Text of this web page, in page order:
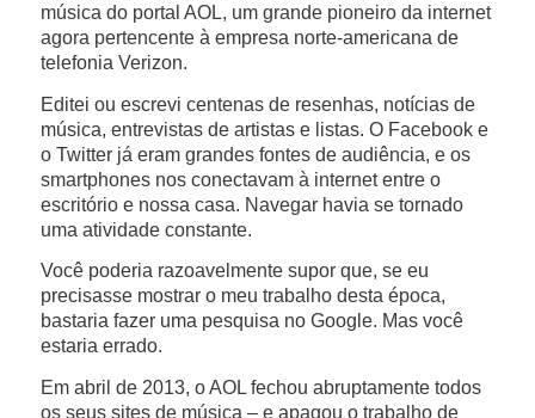
música do portal AOL, um grande pioneiro da internet
agora pertencente à empresa norte-americana de
telefonia Verizon.
Editei ou escrevi centenas de resenhas, notícias de
música, entrevistas de artistas e listas. O Facebook e
o Twitter já eram grandes fontes de audiência, e os
smartphones nos conectavam à internet entre o
escritório e nossa casa. Navegar havia se tornado
uma atividade constante.
Você poderia razoavelmente supor que, se eu
precisasse mostrar o meu trabalho desta época,
bastaria fazer uma pesquisa no Google. Mas você
estaria errado.
Em abril de 2013, o AOL fechou abruptamente todos
os seus sites de música – e apagou o trabalho de